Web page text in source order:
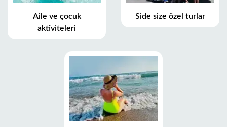
Aile ve çocuk
aktiviteleri
Side size özel turlar